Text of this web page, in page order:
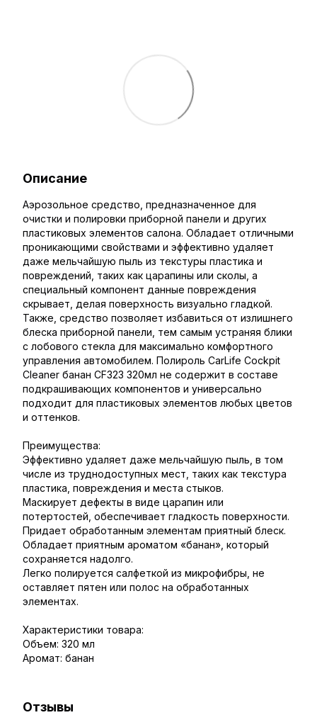
Описание
Аэрозольное средство, предназначенное для
очистки и полировки приборной панели и других
пластиковых элементов салона. Обладает отличными
проникающими свойствами и эффективно удаляет
даже мельчайшую пыль из текстуры пластика и
повреждений, таких как царапины или сколы, а
специальный компонент данные повреждения
скрывает, делая поверхность визуально гладкой.
Также, средство позволяет избавиться от излишнего
блеска приборной панели, тем самым устраняя блики
с лобового стекла для максимально комфортного
управления автомобилем. Полироль CarLife Cockpit
Cleaner банан CF323 320мл не содержит в составе
подкрашивающих компонентов и универсально
подходит для пластиковых элементов любых цветов
и оттенков.
Преимущества:
Эффективно удаляет даже мельчайшую пыль, в том
числе из труднодоступных мест, таких как текстура
пластика, повреждения и места стыков.
Маскирует дефекты в виде царапин или
потертостей, обеспечивает гладкость поверхности.
Придает обработанным элементам приятный блеск.
Обладает приятным ароматом «банан», который
сохраняется надолго.
Легко полируется салфеткой из микрофибры, не
оставляет пятен или полос на обработанных
элементах.
Характеристики товара:
Объем: 320 мл
Аромат: банан
Отзывы